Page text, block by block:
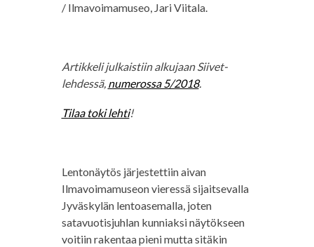
/ Ilmavoimamuseo, Jari Viitala.
Artikkeli julkaistiin alkujaan Siivet-
lehdessä, numerossa 5/2018.
Tilaa toki lehti!
Lentonäytös järjestettiin aivan
Ilmavoimamuseon vieressä sijaitsevalla
Jyväskylän lentoasemalla, joten
satavuotisjuhlan kunniaksi näytökseen
voitiin rakentaa pieni mutta sitäkin